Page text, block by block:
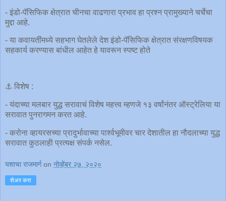
- इंडो-पॅसिफिक क्षेत्रात चीनचा वाढणारा प्रभाव हा प्रश्न प्रामुख्याने चर्चेचा
मुद्दा आहे.
- या कवायतींमध्ये सहभाग घेतलेले देश इंडो-पॅसिफिक क्षेत्रात संरक्षणविषयक
सहकार्य करण्यास बांधील आहेत हे यावरून स्पष्ट होते
⚓️ विशेष :
- यंदाच्या मलबार युद्ध सरावाचं विशेष महत्त्व म्हणजे १३ वर्षांनंतर ऑस्ट्रेलिया या
सरावात पुनरागमन करत आहे.
- करोना व्हायरसच्या प्रादुर्भावाच्या पार्श्वभूमीवर चार देशातील हा नौदलाच्या युद्ध
सरावात कुठलाही प्रत्यक्ष संपर्क नसेल.
यशाचा राजमार्ग on नोव्हेंबर २७, २०२०
शेअर करा